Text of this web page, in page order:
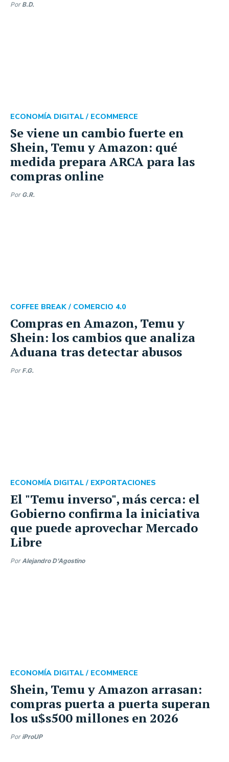
Por B.D.
Se viene un cambio fuerte en
Shein, Temu y Amazon: qué
medida prepara ARCA para las
compras online
ECONOMÍA DIGITAL / ECOMMERCE
Por G.R.
Compras en Amazon, Temu y
Shein: los cambios que analiza
Aduana tras detectar abusos
COFFEE BREAK / COMERCIO 4.0
Por F.G.
El "Temu inverso", más cerca: el
Gobierno confirma la iniciativa
que puede aprovechar Mercado
Libre
ECONOMÍA DIGITAL / EXPORTACIONES
PorAlejandro D'Agostino
Shein, Temu y Amazon arrasan:
compras puerta a puerta superan
los u$s500 millones en 2026
ECONOMÍA DIGITAL / ECOMMERCE
Por iProUP